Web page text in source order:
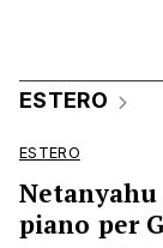
ESTERO
ESTERO
piano per